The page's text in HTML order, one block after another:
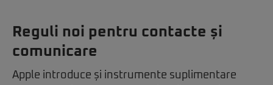
Reguli noi pentru contacte și
comunicare
Apple introduce și instrumente suplimentare